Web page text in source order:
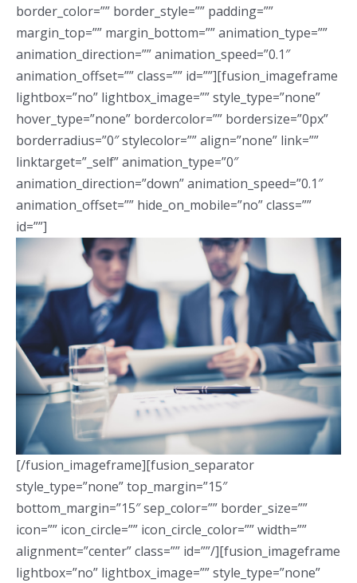
border_color=”” border_style=”” padding=””
margin_top=”” margin_bottom=”” animation_type=””
animation_direction=”” animation_speed=”0.1″
animation_offset=”” class=”” id=””][fusion_imageframe
lightbox=”no” lightbox_image=”” style_type=”none”
hover_type=”none” bordercolor=”” bordersize=”0px”
borderradius=”0″ stylecolor=”” align=”none” link=””
linktarget=”_self” animation_type=”0″
animation_direction=”down” animation_speed=”0.1″
animation_offset=”” hide_on_mobile=”no” class=””
id=””]
[/fusion_imageframe][fusion_separator
style_type=”none” top_margin=”15″
bottom_margin=”15″ sep_color=”” border_size=””
icon=”” icon_circle=”” icon_circle_color=”” width=””
alignment=”center” class=”” id=””/][fusion_imageframe
lightbox=”no” lightbox_image=”” style_type=”none”